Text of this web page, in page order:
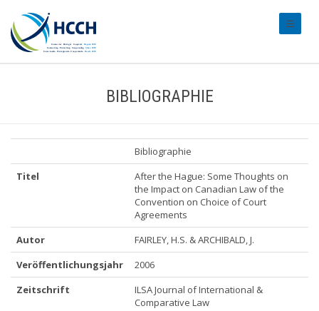
BIBLIOGRAPHIE
Bibliographie
Titel
After the Hague: Some Thoughts on
the Impact on Canadian Law of the
Convention on Choice of Court
Agreements
Autor
FAIRLEY, H.S. & ARCHIBALD, J.
Veröffentlichungsjahr
2006
Zeitschrift
ILSA Journal of International &
Comparative Law